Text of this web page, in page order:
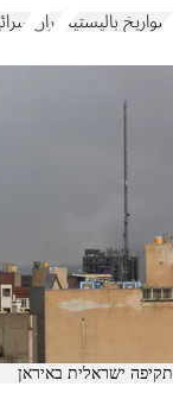
صواريخ باليستية إيران
תקיפה ישראלית באיראן